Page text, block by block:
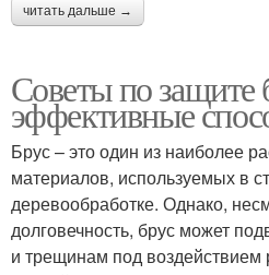
читать дальше →
Советы по защите
эффективные
Брус – это один из наиболее
материалов, используемых в
деревообработке. Однако,
долговечность, брус может
и трещинам под